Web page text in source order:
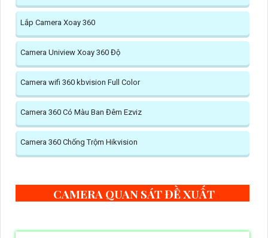
Lắp Camera Xoay 360
Camera Uniview Xoay 360 Độ
Camera wifi 360 kbvision Full Color
Camera 360 Có Màu Ban Đêm Ezviz
Camera 360 Chống Trộm Hikvision
CAMERA QUAN SÁT ĐỀ XUẤT